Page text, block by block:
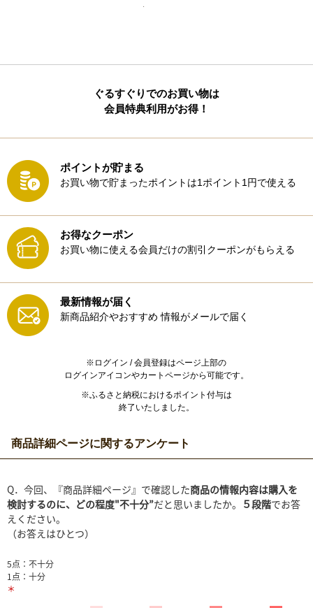
ぐるすぐりでのお買い物は
会員特典利用がお得！
ポイントが貯まる
お買い物で貯まったポイントは1ポイント1円で使える
お得なクーポン
お買い物に使える会員だけの割引クーポンがもらえる
最新情報が届く
新商品紹介やおすすめ 情報がメールで届く
※ログイン / 会員登録はページ上部の
ログインアイコンやカートページから可能です。
※ふるさと納税におけるポイント付与は
終了いたしました。
商品詳細ページに関するアンケート